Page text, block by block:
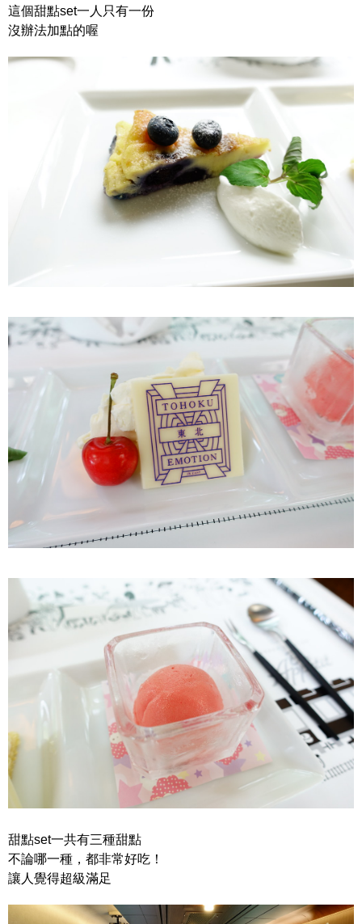
這個甜點set一人只有一份
沒辦法加點的喔
甜點set一共有三種甜點
不論哪一種，都非常好吃！
讓人覺得超級滿足